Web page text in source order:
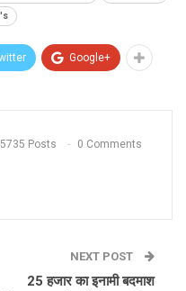
Google+
5735 Posts 0 Comments
NEXT POST
25 हजार का इनामी बदमाश